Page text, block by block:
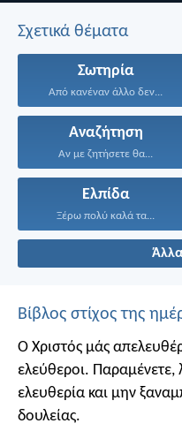
Σχετικά θέματα
Σωτηρία
Από κανέναν άλλο δεν...
Αναζήτηση
Αν με ζητήσετε θα...
Ελπίδα
Ξέρω πολύ καλά τα...
Βίβλος στίχος της
Ο Χριστός μάς
ελεύθεροι. Παραμένετε,
ελευθερία και μην
δουλείας.